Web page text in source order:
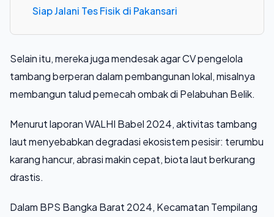
Siap Jalani Tes Fisik di Pakansari
Selain itu, mereka juga mendesak agar CV pengelola
tambang berperan dalam pembangunan lokal, misalnya
membangun talud pemecah ombak di Pelabuhan Belik.
Menurut laporan WALHI Babel 2024, aktivitas tambang
laut menyebabkan degradasi ekosistem pesisir: terumbu
karang hancur, abrasi makin cepat, biota laut berkurang
drastis.
Dalam BPS Bangka Barat 2024, Kecamatan Tempilang